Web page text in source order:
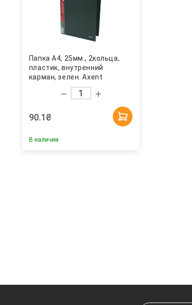
Папка А4, 25мм., 2кольца,
пластик, внутренний
карман, зелен. Axent
90.1₴
В наличии